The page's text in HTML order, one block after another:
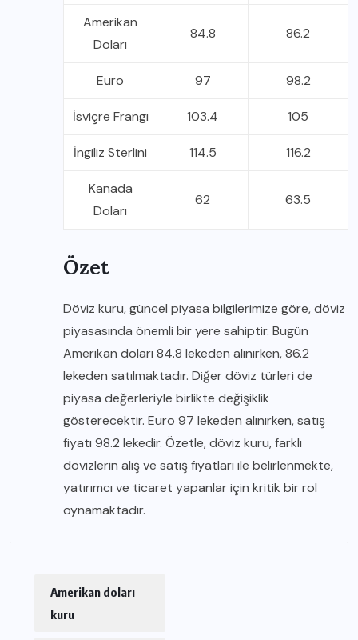
Amerikan
Doları
84.8 86.2
Euro 97 98.2
İsviçre Frangı 103.4 105
İngiliz Sterlini 114.5 116.2
Kanada
Doları
62 63.5
Özet
Döviz kuru, güncel piyasa bilgilerimize göre, döviz
piyasasında önemli bir yere sahiptir. Bugün
Amerikan doları 84.8 lekeden alınırken, 86.2
lekeden satılmaktadır. Diğer döviz türleri de
piyasa değerleriyle birlikte değişiklik
gösterecektir. Euro 97 lekeden alınırken, satış
fiyatı 98.2 lekedir. Özetle, döviz kuru, farklı
dövizlerin alış ve satış fiyatları ile belirlenmekte,
yatırımcı ve ticaret yapanlar için kritik bir rol
oynamaktadır.
Amerikan doları
kuru